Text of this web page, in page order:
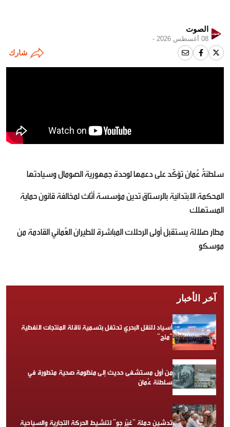
الصوت
08 أغسطس 2026 -
شارك
سلطنةُ عُمان تؤكّد على دعمها لوحدة جمهورية الصومال وسيادتها
المحكمة الابتدائية بالرستاق تدين مؤسسة أثاث لمخالفة قانون حماية
المستهلك
مطار صلالة يستقبل أولى الرحلات المباشرة للطيران العُماني القادمة من
موسكو
آخر الأخبار
أسياد للنقل البحري تحتفل بتسمية ناقلة المنتجات النفطية
“منح”
من أول مستشفى حديث إلى منظومة صحية متطورة في
سلطنة عُمان
تدشين حملة “غيّر جو” لتنشيط الحركة التجارية والسياحية